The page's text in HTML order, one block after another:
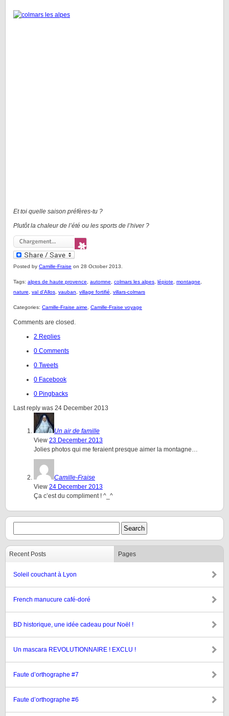
Et toi quelle saison préfères-tu ?
Plutôt la chaleur de l’été ou les sports de l’hiver ?
Posted by Camille-Fraise on 28 October 2013.
Tags: alpes de haute provence automne colmars les alpes lépiote montagne
nature
val d'Allos vauban village fortifié villars-colmars
Categories: Camille-Fraise aime Camille-Fraise voyage
Comments are closed.
2 Replies
0 Comments
0 Tweets
0 Facebook
0 Pingbacks
Last reply was 24 December 2013
Un air de famille
View 23 December 2013
Jolies photos qui me feraient presque aimer la montagne…
Camille-Fraise
View 24 December 2013
Ça c’est du compliment ! ^_^
Recent Posts Pages
Soleil couchant à Lyon
French manucure café-doré
BD historique, une idée cadeau pour Noël !
Un mascara REVOLUTIONNAIRE ! EXCLU !
Faute d’orthographe #7
Faute d’orthographe #6